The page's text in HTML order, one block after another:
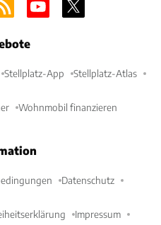
Stellplatz-App Stellplatz-Atlas
Wohnmobil finanzieren
Datenschutz
Impressum